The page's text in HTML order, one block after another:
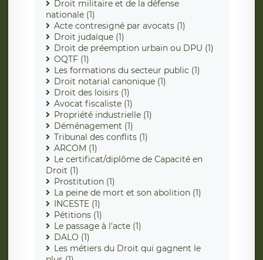
Droit militaire et de la défense
nationale (1)
Acte contresigné par avocats (1)
Droit judaïque (1)
Droit de préemption urbain ou DPU (1)
OQTF (1)
Les formations du secteur public (1)
Droit notarial canonique (1)
Droit des loisirs (1)
Avocat fiscaliste (1)
Propriété industrielle (1)
Déménagement (1)
Tribunal des conflits (1)
ARCOM (1)
Le certificat/diplôme de Capacité en
Droit (1)
Prostitution (1)
La peine de mort et son abolition (1)
INCESTE (1)
Pétitions (1)
Le passage à l'acte (1)
DALO (1)
Les métiers du Droit qui gagnent le